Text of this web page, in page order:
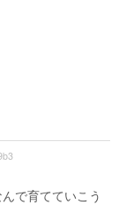
で育てていこう